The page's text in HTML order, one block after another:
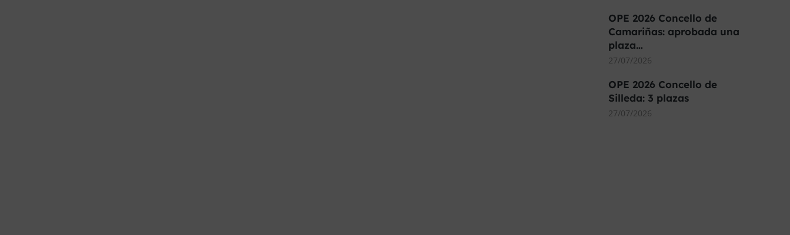
OPE 2026 Concello de
Camariñas: aprobada una
plaza…
27/07/2026
OPE 2026 Concello de
Silleda: 3 plazas
27/07/2026